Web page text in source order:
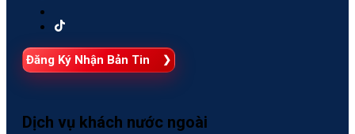
Đăng Ký Nhận Bản Tin
Dịch vụ khách nước ngoài